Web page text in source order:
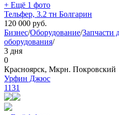
+ Ещё 1 фото
Тельфер, 3.2 тн Болгарин
120 000 руб.
Бизнес/Оборудование/Запчасти
оборудования/
3 дня
0
Красноярск, Мкрн. Покровский
Урфин Джюс
1131